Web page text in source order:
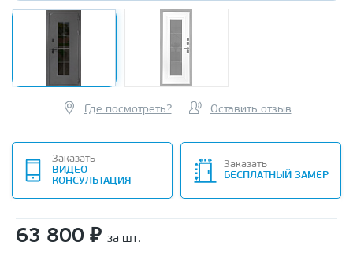
Где посмотреть? Оставить отзыв
Заказать
ВИДЕО-
КОНСУЛЬТАЦИЯ
Заказать
БЕСПЛАТНЫЙ ЗАМЕР
63 800 ₽ за шт.